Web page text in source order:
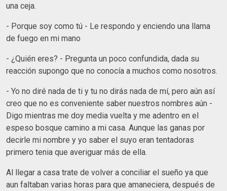
una ceja.
- Porque soy como tú - Le respondo y enciendo una llama
de fuego en mi mano
- ¿Quién eres? - Pregunta un poco confundida, dada su
reacción supongo que no conocía a muchos como nosotros.
- Yo no diré nada de ti y tu no dirás nada de mí, pero aún así
creo que no es conveniente saber nuestros nombres aún -
Digo mientras me doy media vuelta y me adentro en el
espeso bosque camino a mi casa. Aunque las ganas por
decirle mi nombre y yo saber el suyo eran tentadoras
primero tenia que averiguar más de ella.
Al llegar a casa trate de volver a conciliar el sueño ya que
aun faltaban varias horas para que amaneciera, después de